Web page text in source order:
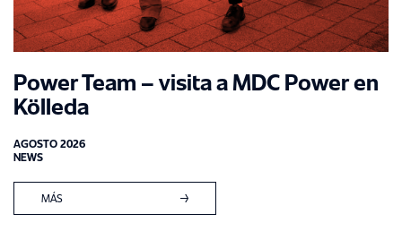
EXPERIENCIA
Power Team – visita a MDC Power en
Kölleda
AGOSTO 2026
NEWS
MÁS